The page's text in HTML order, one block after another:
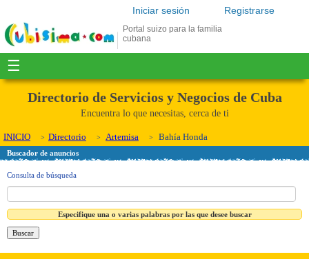
Registrarse
Iniciar sesión
Portal suizo para la familia
cubana
☰
Directorio de Servicios y Negocios de Cuba
Encuentra lo que necesitas, cerca de ti
INICIO Directorio Artemisa Bahía Honda
Buscador de anuncios
Consulta de búsqueda
Especifique una o varias palabras por las que desee buscar